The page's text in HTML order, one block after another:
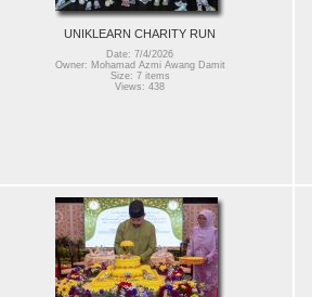
UNIKLEARN CHARITY RUN
Date: 7/4/2026
Owner: Mohamad Azmi Awang Damit
Size: 7 items
Views: 438